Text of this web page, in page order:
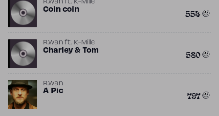
R.Wan ft. K-Mille
Coin coin 554
R.Wan ft. K-Mille
Charley & Tom 580
R.Wan
À Pic 797